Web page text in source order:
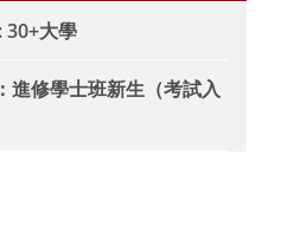
30+大學
進修學士班新生（考試入